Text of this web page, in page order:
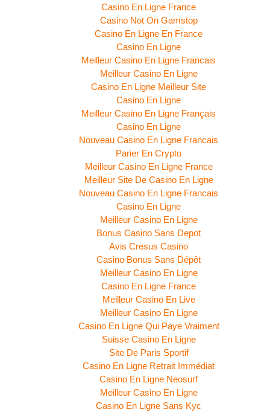
Casino En Ligne France
Casino Not On Gamstop
Casino En Ligne En France
Casino En Ligne
Meilleur Casino En Ligne Francais
Meilleur Casino En Ligne
Casino En Ligne Meilleur Site
Casino En Ligne
Meilleur Casino En Ligne Français
Casino En Ligne
Nouveau Casino En Ligne Francais
Parier En Crypto
Meilleur Casino En Ligne France
Meilleur Site De Casino En Ligne
Nouveau Casino En Ligne Francais
Casino En Ligne
Meilleur Casino En Ligne
Bonus Casino Sans Depot
Avis Cresus Casino
Casino Bonus Sans Dépôt
Meilleur Casino En Ligne
Casino En Ligne France
Meilleur Casino En Live
Meilleur Casino En Ligne
Casino En Ligne Qui Paye Vraiment
Suisse Casino En Ligne
Site De Paris Sportif
Casino En Ligne Retrait Immédiat
Casino En Ligne Neosurf
Meilleur Casino En Ligne
Casino En Ligne Sans Kyc